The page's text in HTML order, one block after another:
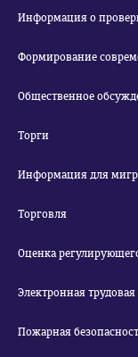
Информация о
Общественное
Торги
Информация для
Торговля
Оценка
Электронная
Пожарная